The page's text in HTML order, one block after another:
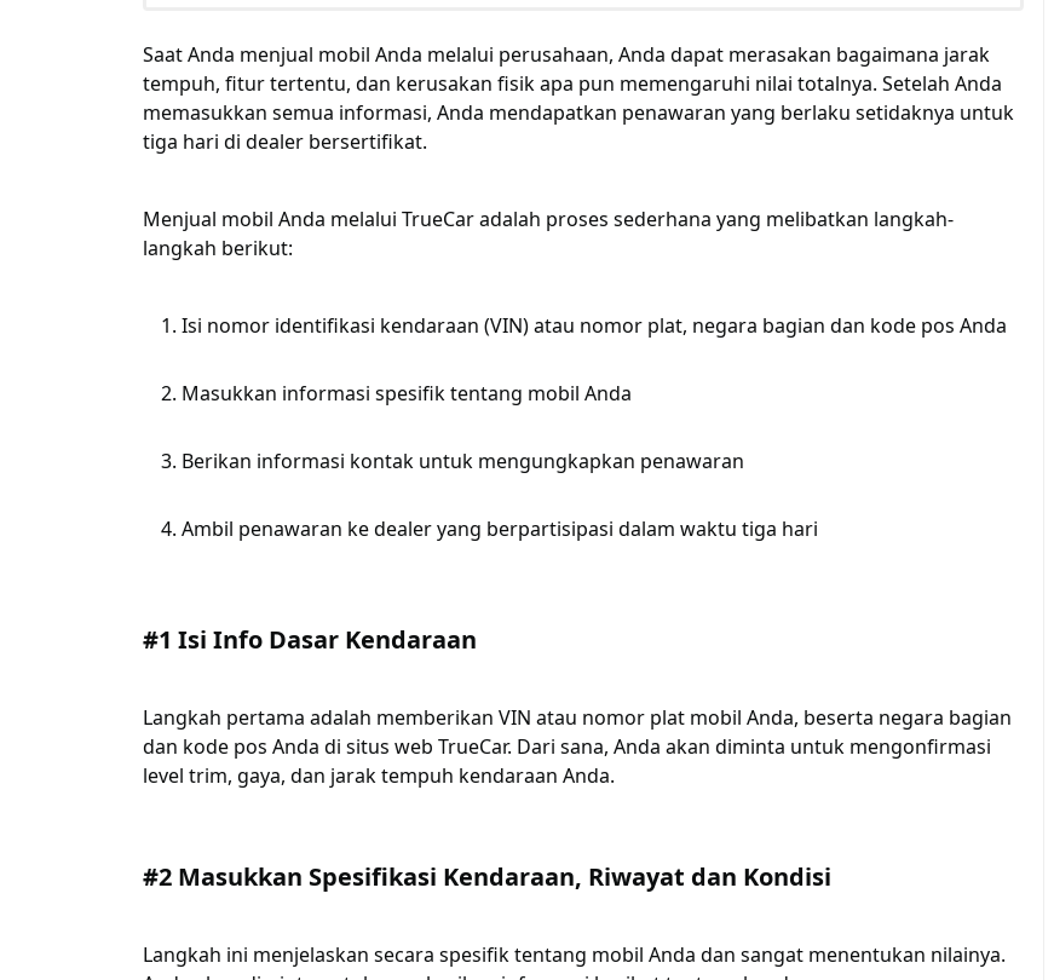
Saat Anda menjual mobil Anda melalui perusahaan, Anda dapat merasakan bagaimana jarak
tempuh, fitur tertentu, dan kerusakan fisik apa pun memengaruhi nilai totalnya. Setelah Anda
memasukkan semua informasi, Anda mendapatkan penawaran yang berlaku setidaknya untuk
tiga hari di dealer bersertifikat.
Menjual mobil Anda melalui TrueCar adalah proses sederhana yang melibatkan langkah-
langkah berikut:
Isi nomor identifikasi kendaraan (VIN) atau nomor plat, negara bagian dan kode pos Anda
Masukkan informasi spesifik tentang mobil Anda
Berikan informasi kontak untuk mengungkapkan penawaran
Ambil penawaran ke dealer yang berpartisipasi dalam waktu tiga hari
#1 Isi Info Dasar Kendaraan
Langkah pertama adalah memberikan VIN atau nomor plat mobil Anda, beserta negara bagian
dan kode pos Anda di situs web TrueCar. Dari sana, Anda akan diminta untuk mengonfirmasi
level trim, gaya, dan jarak tempuh kendaraan Anda.
#2 Masukkan Spesifikasi Kendaraan, Riwayat dan Kondisi
Langkah ini menjelaskan secara spesifik tentang mobil Anda dan sangat menentukan nilainya.